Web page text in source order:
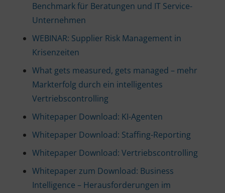
Benchmark für Beratungen und IT Service-
Unternehmen
WEBINAR: Supplier Risk Management in
Krisenzeiten
What gets measured, gets managed – mehr
Markterfolg durch ein intelligentes
Vertriebscontrolling
Whitepaper Download: KI-Agenten
Whitepaper Download: Staffing-Reporting
Whitepaper Download: Vertriebscontrolling
Whitepaper zum Download: Business
Intelligence – Herausforderungen im